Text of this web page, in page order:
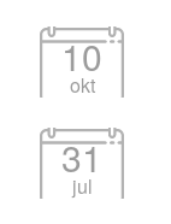
10
okt
31
jul